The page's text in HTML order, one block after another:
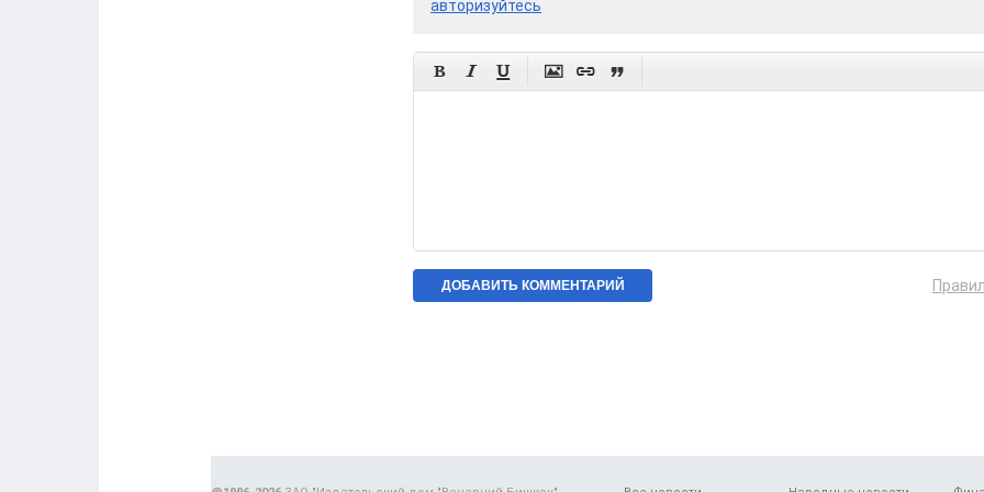
авторизуйтесь
     